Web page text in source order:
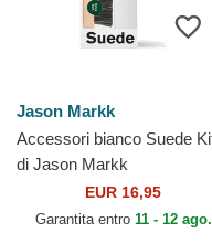
Jason Markk
Accessori bianco Suede
di Jason Markk
EUR 16,95
Garantita entro 11 - 12 ago.